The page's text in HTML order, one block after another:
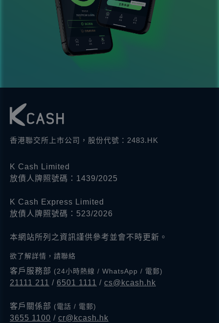
香港聯交所上市公司，股份代號：2483.HK
K Cash Limited
放債人牌照號碼：1439/2025
K Cash Express Limited
放債人牌照號碼：523/2026
本網站所列之資訊謹供參考並會不時更新。
欲了解詳情，請聯絡
客戶服務部 (24小時熱線 / WhatsApp / 電郵)
21111 211 / 6501 1111 / cs@kcash.hk
客戶關係部 (電話 / 電郵)
3655 1100 / cr@kcash.hk